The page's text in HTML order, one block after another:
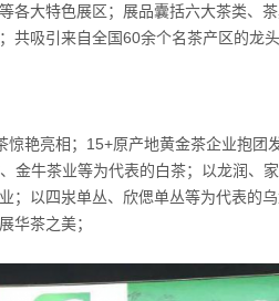
各大特色展区；展品囊括六大茶类、
吸引来自全国60余个名茶产区的龙头
艳亮相；15+原产地黄金茶企业抱团
金牛茶业等为代表的白茶；以龙润、
；以四汖单丛、欣偲单丛等为代表的
华茶之美；